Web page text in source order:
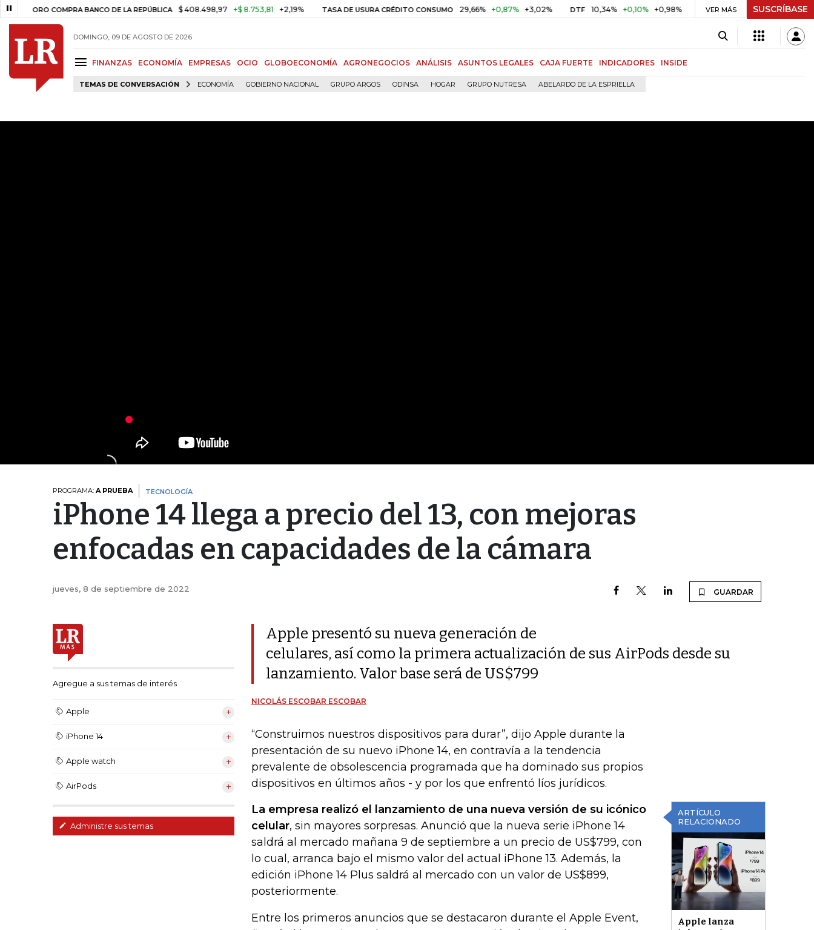
ORO COMPRA BANCO DE LA REPÚBLICA $ 408.498,97 +$ 8.753,81 +2,19% TASA DE USURA CRÉDITO CONSUMO 29,66% +0,87% +3,02% DTF 10,34% +0,10% +0,98% UVR $ 417,01 +$ 0,05 +0,01%
VER MÁS SUSCRÍBASE
DOMINGO, 09 DE AGOSTO DE 2026
FINANZAS ECONOMÍA EMPRESAS OCIO GLOBOECONOMÍA AGRONEGOCIOS ANÁLISIS ASUNTOS LEGALES CAJA FUERTE INDICADORES INSIDE
TEMAS DE CONVERSACIÓN ECONOMÍA GOBIERNO NACIONAL GRUPO ARGOS ODINSA HOGAR GRUPO NUTRESA ABELARDO DE LA ESPRIELLA
PROGRAMA: A PRUEBA TECNOLOGÍA
iPhone 14 llega a precio del 13, con mejoras
enfocadas en capacidades de la cámara
jueves, 8 de septiembre de 2022 GUARDAR
Agregue a sus temas de interés
Apple
iPhone 14
Apple watch
AirPods
Administre sus temas
Apple presentó su nueva generación de
celulares, así como la primera actualización de sus AirPods desde su
lanzamiento. Valor base será de US$799
NICOLÁS ESCOBAR ESCOBAR
“Construimos nuestros dispositivos para durar”, dijo Apple durante la
presentación de su nuevo iPhone 14, en contravía a la tendencia
prevalente de obsolescencia programada que ha dominado sus propios
dispositivos en últimos años - y por los que enfrentó líos jurídicos.
ARTÍCULO
RELACIONADO
Apple lanza
La empresa realizó el lanzamiento de una nueva versión de su icónico
celular, sin mayores sorpresas. Anunció que la nueva serie iPhone 14
saldrá al mercado mañana 9 de septiembre a un precio de US$799, con
lo cual, arranca bajo el mismo valor del actual iPhone 13. Además, la
edición iPhone 14 Plus saldrá al mercado con un valor de US$899,
posteriormente.
Entre los primeros anuncios que se destacaron durante el Apple Event,